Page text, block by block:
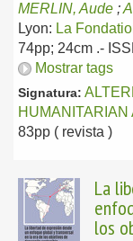
MERLIN, Aude ;
Lyon: La
74pp; 24cm .-
Mostrar tags
Signatura:
83pp ( revista )
La
los